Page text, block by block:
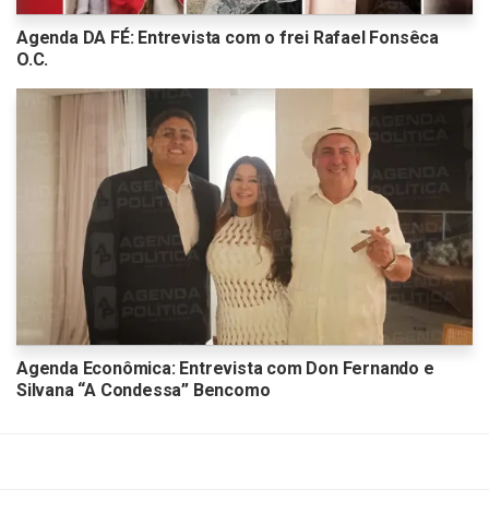
Agenda DA FÉ: Entrevista com o frei Rafael Fonsêca
O.C.
Agenda Econômica: Entrevista com Don Fernando e
Silvana “A Condessa” Bencomo